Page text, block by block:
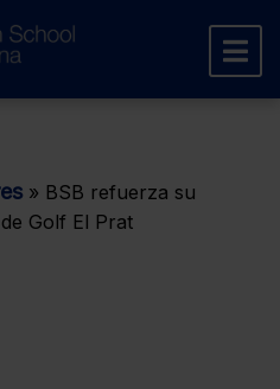
» BSB refuerza su
Golf El Prat